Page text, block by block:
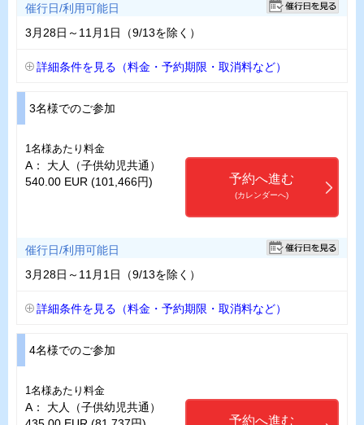
催行日/利用可能日
3月28日～11月1日（9/13を除く）
詳細条件を見る（料金・予約期限・取消料など）
3名様でのご参加
1名様あたり料金
A： 大人（子供幼児共通）
540.00 EUR (101,466円)
予約へ進む
(カレンダーへ)
催行日/利用可能日
3月28日～11月1日（9/13を除く）
詳細条件を見る（料金・予約期限・取消料など）
4名様でのご参加
1名様あたり料金
A： 大人（子供幼児共通）
予約へ進む